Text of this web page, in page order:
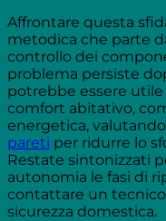
Affrontare questa
metodica che parte
controllo dei
problema persiste
potrebbe essere
comfort abitativo,
energetica,
pareti per ridurre lo
Restate sintonizzati
autonomia le fasi di
contattare un
sicurezza domestica.